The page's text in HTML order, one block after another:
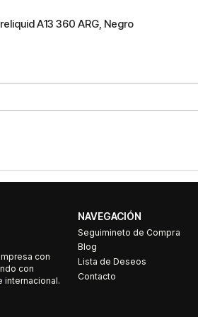
A13 360 ARG, Negro
con
con
internacional.
NAVEGACIÓN
Seguimineto de Compra
Blog
Lista de Deseos
Contacto